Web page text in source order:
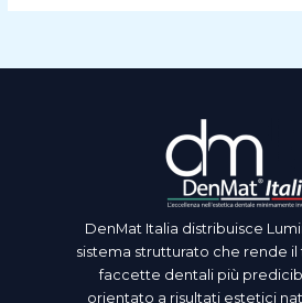
DenMat Italia distribuisce
sistema strutturato che rende
faccette dentali più
orientato a risultati estetici